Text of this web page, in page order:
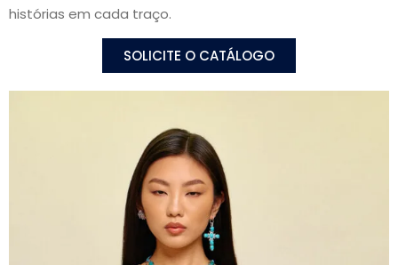
histórias em cada traço.
SOLICITE O CATÁLOGO